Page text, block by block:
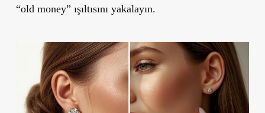
“old money” ışıltısını yakalayın.